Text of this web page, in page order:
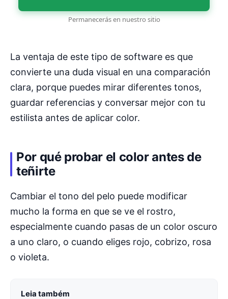
Permanecerás en nuestro sitio
La ventaja de este tipo de software es que
convierte una duda visual en una comparación
clara, porque puedes mirar diferentes tonos,
guardar referencias y conversar mejor con tu
estilista antes de aplicar color.
Por qué probar el color antes de
teñirte
Cambiar el tono del pelo puede modificar
mucho la forma en que se ve el rostro,
especialmente cuando pasas de un color oscuro
a uno claro, o cuando eliges rojo, cobrizo, rosa
o violeta.
Leia também